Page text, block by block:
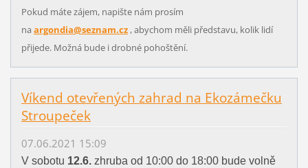
Pokud máte zájem, napište nám prosím
na argondia@seznam.cz, abychom měli představu, kolik lidí
přijede. Možná bude i drobné pohoštění.
Víkend otevřených zahrad na Ekozámečku
Stroupeček
07.06.2021 15:09
V sobotu 12.6.zhruba od 10:00 do 18:00 bude volně